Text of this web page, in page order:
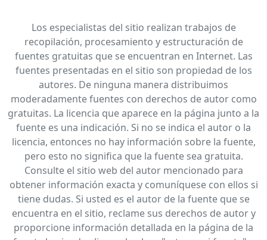
Los especialistas del sitio realizan trabajos de
recopilación, procesamiento y estructuración de
fuentes gratuitas que se encuentran en Internet. Las
fuentes presentadas en el sitio son propiedad de los
autores. De ninguna manera distribuimos
moderadamente fuentes con derechos de autor como
gratuitas. La licencia que aparece en la página junto a la
fuente es una indicación. Si no se indica el autor o la
licencia, entonces no hay información sobre la fuente,
pero esto no significa que la fuente sea gratuita.
Consulte el sitio web del autor mencionado para
obtener información exacta y comuníquese con ellos si
tiene dudas. Si usted es el autor de la fuente que se
encuentra en el sitio, reclame sus derechos de autor y
proporcione información detallada en la página de la